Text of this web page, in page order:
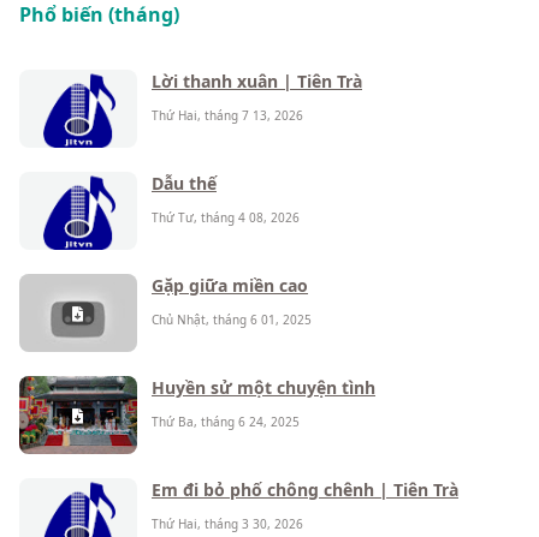
Phổ biến (tháng)
Lời thanh xuân | Tiên Trà
Thứ Hai, tháng 7 13, 2026
Dẫu thế
Thứ Tư, tháng 4 08, 2026
Gặp giữa miền cao
Chủ Nhật, tháng 6 01, 2025
Huyền sử một chuyện tình
Thứ Ba, tháng 6 24, 2025
Em đi bỏ phố chông chênh | Tiên Trà
Thứ Hai, tháng 3 30, 2026